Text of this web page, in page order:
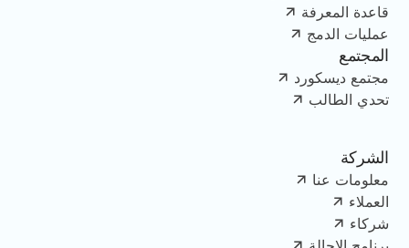
قاعدة المعرفة
عمليات الدمج
المجتمع
مجتمع ديسكورد
تحدي الطالب
الشركة
معلومات عنا
العملاء
شركاء